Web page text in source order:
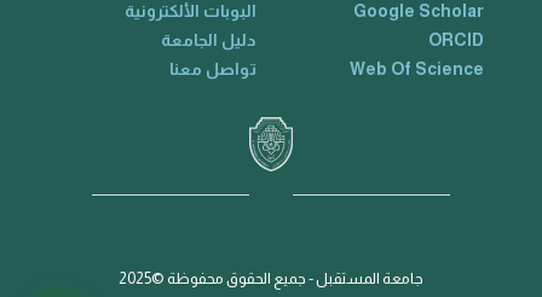
Google Scholar
ORCID
Web Of Science
البوبات الألكترونية
دليل الجامعة
تواصل معنا
جامعة المستقبل - جميع الحقوق محفوظة ©2025